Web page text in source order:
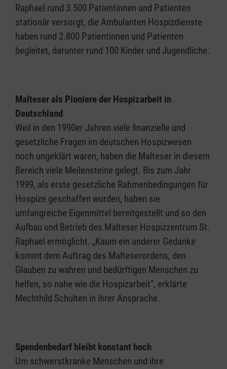
Raphael rund 3.500 Patientinnen und Patienten
stationär versorgt, die Ambulanten Hospizdienste
haben rund 2.800 Patientinnen und Patienten
begleitet, darunter rund 100 Kinder und Jugendliche.
Malteser als Pioniere der Hospizarbeit in
Deutschland
Weil in den 1990er Jahren viele finanzielle und
gesetzliche Fragen im deutschen Hospizwesen
noch ungeklärt waren, haben die Malteser in diesem
Bereich viele Meilensteine gelegt. Bis zum Jahr
1999, als erste gesetzliche Rahmenbedingungen für
Hospize geschaffen wurden, haben sie
umfangreiche Eigenmittel bereitgestellt und so den
Aufbau und Betrieb des Malteser Hospizzentrum St.
Raphael ermöglicht. „Kaum ein anderer Gedanke
kommt dem Auftrag des Malteserordens, den
Glauben zu wahren und bedürftigen Menschen zu
helfen, so nahe wie die Hospizarbeit“, erklärte
Mechthild Schulten in ihrer Ansprache.
Spendenbedarf bleibt konstant hoch
Um schwerstkranke Menschen und ihre